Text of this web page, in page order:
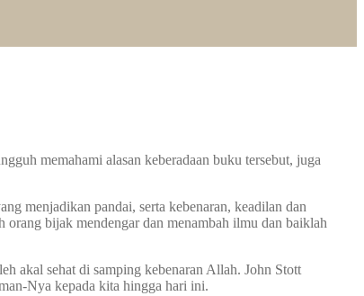
memahami alasan keberadaan buku tersebut, juga
menjadikan pandai, serta kebenaran, keadilan dan
bijak mendengar dan menambah ilmu dan baiklah
akal sehat di samping kebenaran Allah. John Stott
Nya kepada kita hingga hari ini.